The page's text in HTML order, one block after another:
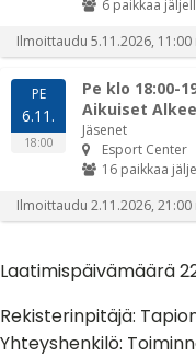
Laatimispäivämäärä
Rekisterinpitäjä:
Yhteyshenkilö: